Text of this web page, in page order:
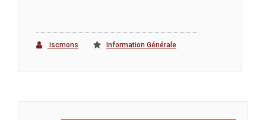
iscmons Information Générale